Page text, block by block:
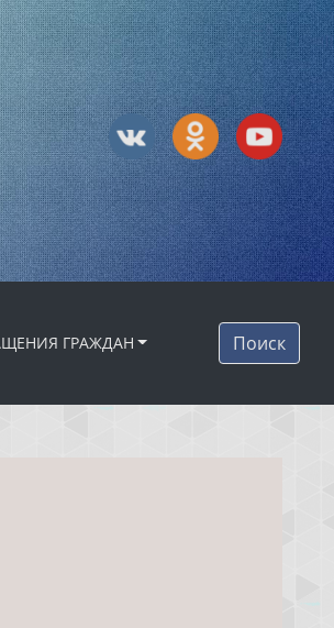
ГРАЖДАН
Поиск